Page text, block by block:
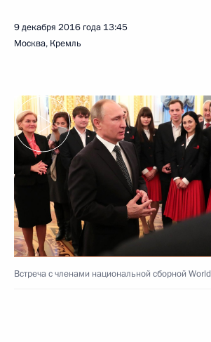
9 декабря 2016 года 13:45
Москва, Кремль
Встреча с членами национальной сборной